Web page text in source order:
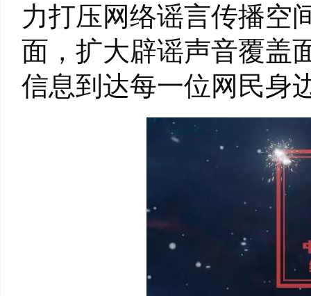
力打压网络谣言传播空
面，扩大辟谣声音覆盖
信息到达每一位网民身